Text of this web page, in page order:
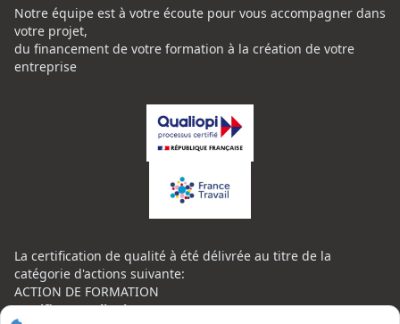
Notre équipe est à votre écoute pour vous accompagner dans
votre projet,
du financement de votre formation à la création de votre
entreprise
La certification de qualité à été délivrée au titre de la
catégorie d'actions suivante:
ACTION DE FORMATION
Certificat Qualiopi CENTRE NATIONAL DE L'EXPERTISE